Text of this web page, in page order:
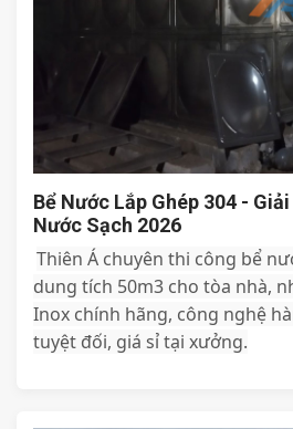
Bể Nước Lắp Ghép 304 -
Nước Sạch 2026
Thiên Á chuyên thi công bể
dung tích 50m3 cho tòa nhà,
Inox chính hãng, công nghệ
tuyệt đối, giá sỉ tại xưởng.